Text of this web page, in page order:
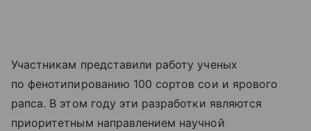
Участникам представили работу ученых
по фенотипированию 100 сортов сои и ярового
рапса. В этом году эти разработки являются
приоритетным направлением научной